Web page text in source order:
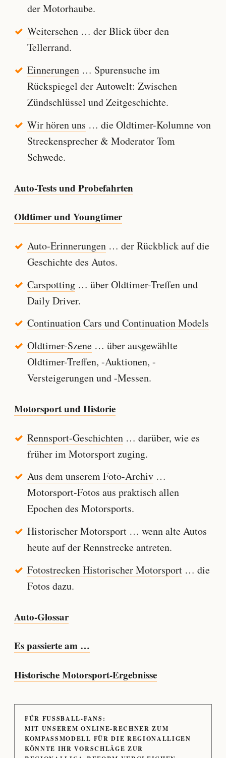
der Motorhaube.
Weitersehen… der Blick über den
Tellerrand.
Einnerungen… Spurensuche im
Rückspiegel der Autowelt: Zwischen
Zündschlüssel und Zeitgeschichte.
Wir hören uns … die Oldtimer-Kolumne von
Streckensprecher & Moderator Tom
Schwede.
Auto-Tests und Probefahrten
Oldtimer und Youngtimer
Auto-Erinnerungen… der Rückblick auf die
Geschichte des Autos.
Carspotting… über Oldtimer-Treffen und
Daily Driver.
Continuation Cars und Continuation Models
Oldtimer-Szene… über ausgewählte
Oldtimer-Treffen, -Auktionen, -
Versteigerungen und -Messen.
Motorsport und Historie
Rennsport-Geschichten… darüber, wie es
früher im Motorsport zuging.
Aus dem unserem Foto-Archiv…
Motorsport-Fotos aus praktisch allen
Epochen des Motorsports.
Historischer Motorsport… wenn alte Autos
heute auf der Rennstrecke antreten.
Fotostrecken Historischer Motorsport… die
Fotos dazu.
Auto-Glossar
Es passierte am …
Historische Motorsport-Ergebnisse
FÜR FUSSBALL-FANS:
MIT UNSEREM ONLINE-RECHNER ZUM
KOMPASSMODELL FÜR DIE REGIONALLIGEN
KÖNNTE IHR VORSCHLÄGE ZUR